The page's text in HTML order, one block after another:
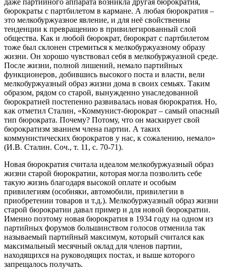
бюрократы с партбилетом в кармане. А любая бюрократия –
это мелкобуржуазное явление, и для неё свойственны
тенденции к превращению в привилегированный слой
общества. Как и любой бюрократ, бюрократ с партбилетом
тоже был склонен стремиться к мелкобуржуазному образу
жизни. Он хорошо чувствовал себя в мелкобуржуазной среде.
После жизни, полной лишений, немало партийных
функционеров, добившись высокого поста и власти, вели
мелкобуржуазный образ жизни дома в своих семьях. Таким
образом, рядом со старой, вынужденно унаследованной
бюрократией постепенно развивалась новая бюрократия. Но,
как отметил Сталин, «Коммунист-бюрократ – самый опасный
тип бюрократа. Почему? Потому, что он маскирует свой
бюрократизм званием члена партии. А таких
коммунистических бюрократов у нас, к сожалению, немало»
(И.В. Сталин. Соч., т. 11, с. 70-71).
Новая бюрократия считала идеалом мелкобуржуазный образ
жизни старой бюрократии, которая могла позволить себе
такую жизнь благодаря высокой оплате и особым
привилегиям (особняки, автомобили, привилегии в
приобретении товаров и т.д.). Мелкобуржуазный образ жизни
старой бюрократии давал пример и для новой бюрократии.
Именно поэтому новая бюрократия в 1934 году на одном из
партийных форумов большинством голосов отменила так
называемый партийный максимум, который считался как
максимальный месячный оклад для членов партии,
находящихся на руководящих постах, и выше которого
запрещалось получать.